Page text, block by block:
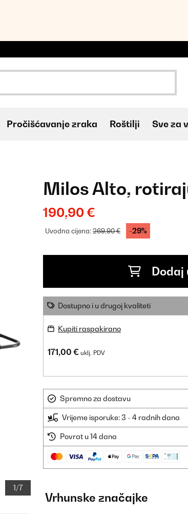
Pročišćavanje zraka Roštilji Sve za
1/7
Milos Alto,
190,90 €
Uvodna cijena:269,90 € -29%
Dodaj
Dostupno i u drugoj kvaliteti
Kupiti raspakirano
171,00 € uklj. PDV
Spremno za dostavu
Vrijeme isporuke: 3 - 4 radnih dana
Povrat u 14 dana
Vrhunske značajke